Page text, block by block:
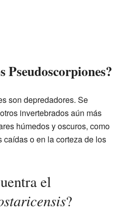
Pseudoscorpiones?
son depredadores. Se
invertebrados aún más
húmedos y oscuros, como
o en la corteza de los
el
?